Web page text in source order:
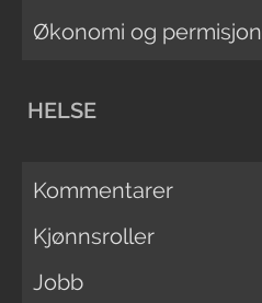
Økonomi og permisjon
HELSE
Kommentarer
Kjønnsroller
Jobb